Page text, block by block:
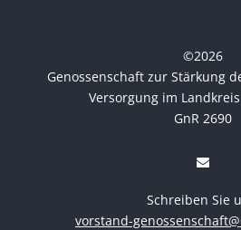
©2026
Genossenschaft zur Stärkung
Versorgung im
GnR 2690
Schreiben Sie
vorstand-